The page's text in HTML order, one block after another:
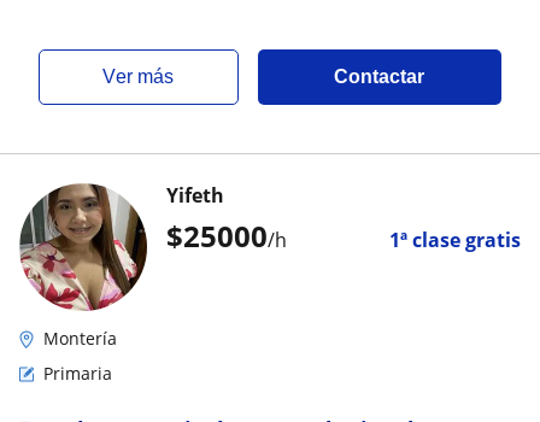
ver más Contactar
$25000/h 1ª clase gratis
Yifeth
Montería
Primaria